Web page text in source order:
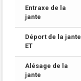
Entraxe de la
jante
Déport de la jante
ET
Alésage de la
jante